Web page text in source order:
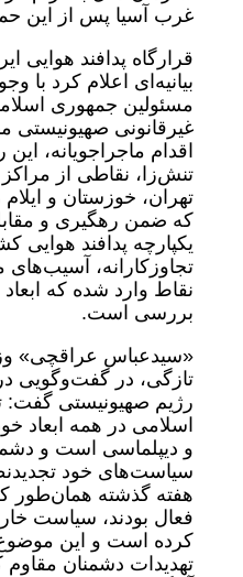
غرب آسیا پس از این
قرارگاه پدافند هوایی
بیانیه‌ای اعلام کرد با
مسئولین جمهوری
غیرقانونی صهیونیستی
اقدام ماجراجویانه،
تنش‌زا، نقاطی از
تهران، خوزستان و
که ضمن رهگیری و
یکپارچه پدافند هوایی
تجاوزکارانه،
نقاط وارد شده که
بررسی است.
«سیدعباس عراقچی»
تازگی، در گفت‌وگویی
رژیم صهیونیستی
اسلامی در همه ابعاد
و دیپلماسی است و
سیاست‌های خود
هفته گذشته همان‌طور
فعال بودند، سیاست
کرده است و این
تهدیدات دشمنان